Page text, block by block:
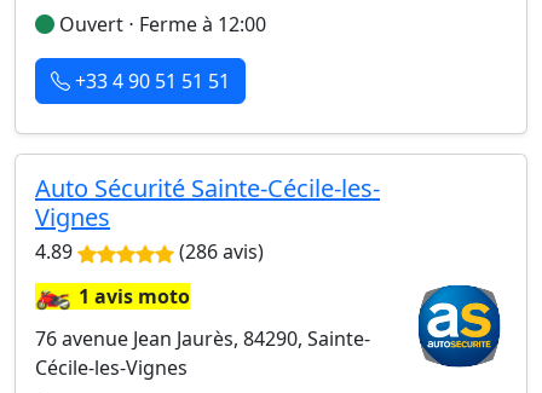
Ouvert ⋅ Ferme à 12:00
+33 4 90 51 51 51
Auto Sécurité Sainte-Cécile-les-
Vignes
4.89 (286 avis)
🏍️1 avis moto
76 avenue Jean Jaurès, 84290, Sainte-
Cécile-les-Vignes